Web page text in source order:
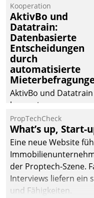
operativen
Instandhaltung in die
SAP-Systemlandschaft
deutscher
– und beschleunigt
den Weg vom
Mieteranliegen zum
Kooperation
AktivBo und
Datatrain:
Datenbasierte
Entscheidungen
durch
automatisierte
AktivBo und Datatrain
kooperieren –
profitieren: Die
Integration der
von AktivBo und
Datatrain ermöglicht
automatisiert
zielgerichtete
PropTechCheck
What’s up, Start-
Eine neue Website
der Proptech-Szene.
Interviews liefern ein
und Fähigkeiten.